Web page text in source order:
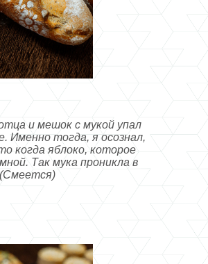
и мешок с мукой упал
Именно тогда, я осознал,
когда яблоко, которое
Так мука проникла в
(Смеется)